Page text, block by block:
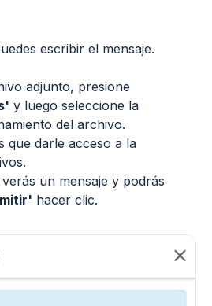
escribir el mensaje.
adjunto, presione
y luego seleccione la
del archivo.
que darle acceso a la
un mensaje y podrás
hacer clic.